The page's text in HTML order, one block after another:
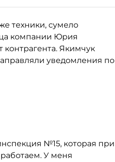
техники, сумело
компании Юрия
контрагента. Якимчук
уведомления по
№15, которая при
У меня